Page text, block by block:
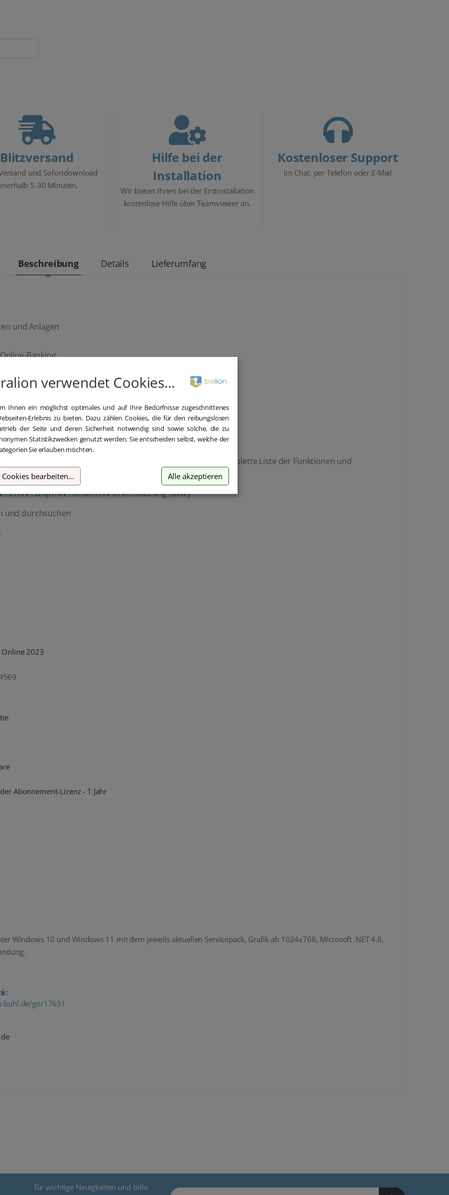
Blitzversand
und Sofortdownload
5-30 Minuten.
Hilfe bei der
Installation
Wir bieten Ihnen bei der Erstinstallation
kostenlose Hilfe über Teamviewer an.
Kostenloser Support
Im Chat, per Telefon oder E-Mail
Beschreibung Details Lieferumfang
und Anlagen
Banking
einen Blick
Kreditkarten : alle Onlinekonten auf einen Blick -eine komplette Liste der Funktionen und
www.buhl.de
, eTAN-, chipTAN-, smartTAN-Unterstützung (usw.)
und durchsuchen
Online 2023
Abonnement-Lizenz - 1 Jahr
Windows 10 und Windows 11 mit dem jeweils aktuellen Servicepack, Grafik ab 1024x768, Microsoft .NET 4.8,
go/17631
für wichtige Neuigkeiten und tolle
E-Mail Adresse
verwendet Cookies...
Ihnen ein möglichst optimales und auf Ihre Bedürfnisse zugeschnittenes
Erlebnis zu bieten. Dazu zählen Cookies, die für den reibungslosen
der Seite und deren Sicherheit notwendig sind sowie solche, die zu
Statistikzwecken genutzt werden. Sie entscheiden selbst, welche der
Sie erlauben möchten.
Cookies bearbeiten... Alle akzeptieren